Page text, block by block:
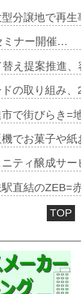
分譲地で再
ミナー開催…
え提案推進
の取り組み
で街びらき=
でお菓子や
ニティ醸成サ
直結のZEB=
TOP